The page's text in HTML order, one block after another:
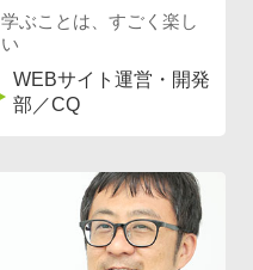
学ぶことは、すごく楽し
い
WEBサイト運営・開発
部／CQ